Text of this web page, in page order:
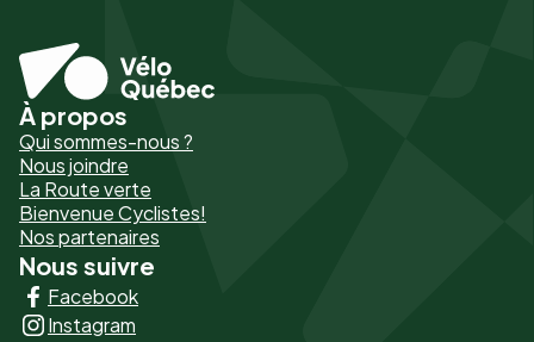
Pied
de
page
-
Liens
principaux
À propos
Qui sommes-nous ?
Nous joindre
La Route verte
Bienvenue Cyclistes!
Nos partenaires
Nous suivre
Facebook
Instagram